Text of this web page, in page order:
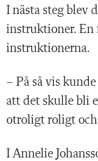
I nästa steg blev
instruktioner. En
instruktionerna.
– På så vis
att det skulle bli
otroligt roligt och
I Annelie